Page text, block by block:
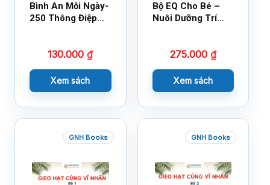
Bình An Mỗi Ngày-
250 Thông Điệp
130.000₫
Xem sách
Bộ EQ Cho Bé –
Nuôi Dưỡng Trí
275.000 ₫
Xem sách
GNH Books GNH Books